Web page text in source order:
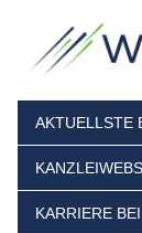
AKTUELLSTE
KARRIERE